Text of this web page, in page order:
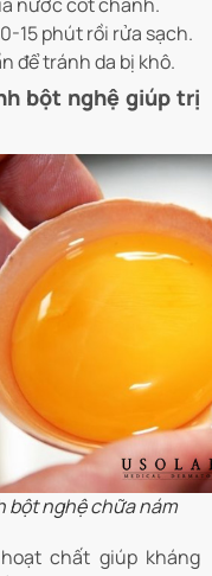
15 phút rồi rửa sạch.
để tránh da bị khô.
bột nghệ giúp trị
bột nghệ chữa nám
chất giúp kháng